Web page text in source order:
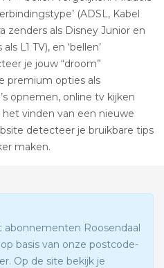
(ADSL, Kabel
zenders als Disney Junior en
L1 TV), en ‘bellen’
je jouw “droom”
premium opties als
opnemen, online tv kijken
vinden van een nieuwe
detecteer je bruikbare tips
maken.
abonnementen Roosendaal
basis van onze postcode-
Op de site bekijk je